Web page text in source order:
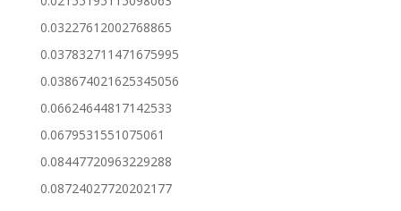
0.03227612002768865
0.037832711471675995
0.038674021625345056
0.06624644817142533
0.0679531551075061
0.08447720963229288
0.08724027720202177